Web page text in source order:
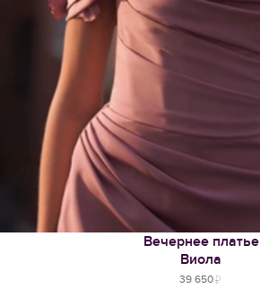
Вечернее платье
Виола
39 650